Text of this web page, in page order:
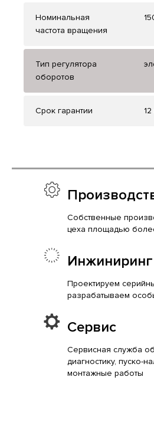
Номинальная
частота вращения
Тип регулятора
оборотов
Срок гарантии
Собственные
цеха площадью
Инжиниринг
Проектируем
разрабатываем
Сервис
Сервисная служба
диагностику, пуско-
монтажные работы